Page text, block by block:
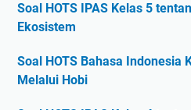
Soal HOTS IPAS Kelas 5
Ekosistem
Soal HOTS Bahasa Indonesia
Melalui Hobi